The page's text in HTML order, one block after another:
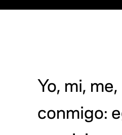
Yo, mi, me,
conmigo: